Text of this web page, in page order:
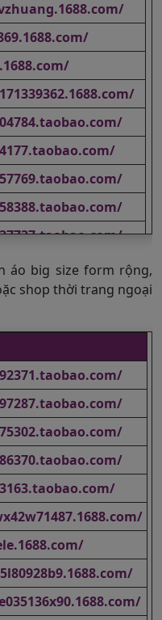
áo big size form rộng,
shop thời trang ngoại